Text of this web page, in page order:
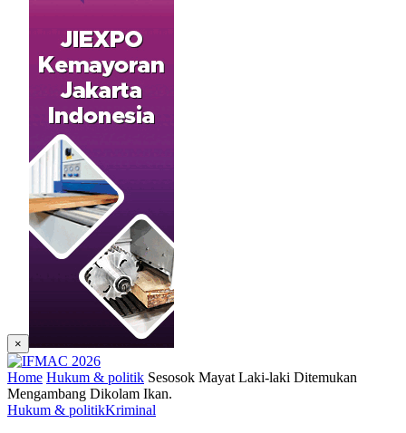
×
Home Hukum & politik Sesosok Mayat Laki-laki Ditemukan
Mengambang Dikolam Ikan.
Hukum & politikKriminal